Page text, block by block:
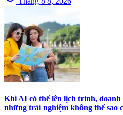
Khi AI có thể lên lịch trình,
những trải nghiệm không thể sao